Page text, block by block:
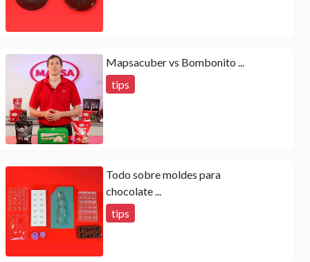
Mapsacuber vs Bombonito ...
tips
Todo sobre moldes para
chocolate ...
tips